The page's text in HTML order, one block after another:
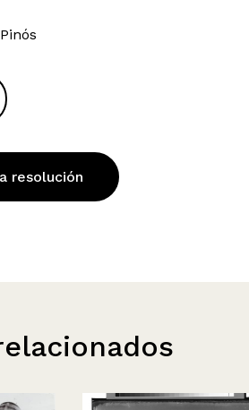
resolución